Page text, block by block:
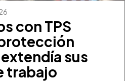
con TPS
sus
trabajo